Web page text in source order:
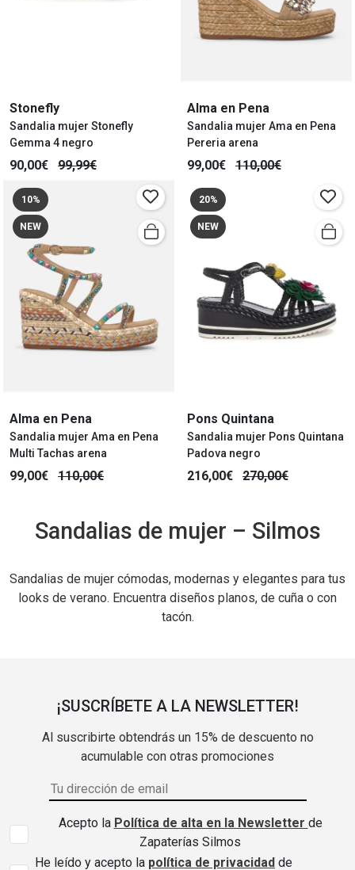
Stonefly
Sandalia mujer Stonefly
Gemma 4 negro
90,00€ 99,99€
Alma en Pena
Sandalia mujer Ama en Pena
Pereria arena
99,00€ 110,00€
10%
NEW
Alma en Pena
Sandalia mujer Ama en Pena
Multi Tachas arena
99,00€ 110,00€
20%
NEW
Pons Quintana
Sandalia mujer Pons Quintana
Padova negro
216,00€ 270,00€
Sandalias de mujer – Silmos
Sandalias de mujer cómodas, modernas y elegantes para tus
looks de verano. Encuentra diseños planos, de cuña o con
tacón.
¡SUSCRÍBETE A LA NEWSLETTER!
Al suscribirte obtendrás un 15% de descuento no
acumulable con otras promociones
Acepto la Política de alta en la Newsletter de
Zapaterías Silmos
He leído y acepto la política de privacidad de